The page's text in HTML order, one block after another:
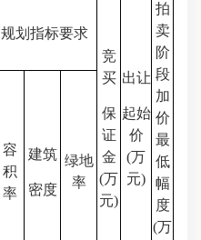
规划指标要求
竞
买
保
证
金
(万
元)
出让
起始
价
(万
元)
拍
卖
阶
段
加
价
最
低
幅
度
(万
容
积
率
建筑
密度
绿地
率